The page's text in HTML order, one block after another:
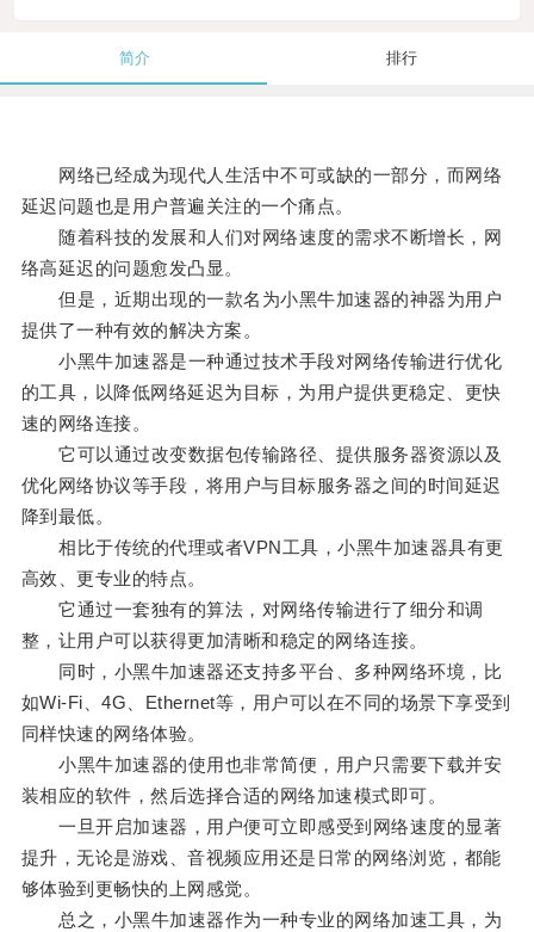
简介 排行
网络已经成为现代人生活中不可或缺的一部分，而网络
延迟问题也是用户普遍关注的一个痛点。
随着科技的发展和人们对网络速度的需求不断增长，网
络高延迟的问题愈发凸显。
但是，近期出现的一款名为小黑牛加速器的神器为用户
提供了一种有效的解决方案。
小黑牛加速器是一种通过技术手段对网络传输进行优化
的工具，以降低网络延迟为目标，为用户提供更稳定、更快
速的网络连接。
它可以通过改变数据包传输路径、提供服务器资源以及
优化网络协议等手段，将用户与目标服务器之间的时间延迟
降到最低。
相比于传统的代理或者VPN工具，小黑牛加速器具有更
高效、更专业的特点。
它通过一套独有的算法，对网络传输进行了细分和调
整，让用户可以获得更加清晰和稳定的网络连接。
同时，小黑牛加速器还支持多平台、多种网络环境，比
如Wi-Fi、4G、Ethernet等，用户可以在不同的场景下享受到
同样快速的网络体验。
小黑牛加速器的使用也非常简便，用户只需要下载并安
装相应的软件，然后选择合适的网络加速模式即可。
一旦开启加速器，用户便可立即感受到网络速度的显著
提升，无论是游戏、音视频应用还是日常的网络浏览，都能
够体验到更畅快的上网感觉。
总之，小黑牛加速器作为一种专业的网络加速工具，为